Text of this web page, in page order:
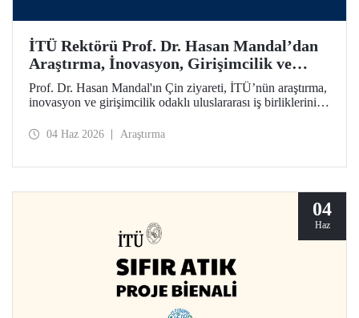
İTÜ Rektörü Prof. Dr. Hasan Mandal’dan
Araştırma, İnovasyon, Girişimcilik ve
Teknoloji Odaklı Uluslararası İş
Birliklerini Güçlendiren Çin Ziyareti
Prof. Dr. Hasan Mandal'ın Çin ziyareti, İTÜ’nün araştırma,
inovasyon ve girişimcilik odaklı uluslararası iş birliklerini
owned Capital Investment Co. (SSCI) ve TIMC ile İTÜ
04 Haz 2026 Araştırma
04
Haz